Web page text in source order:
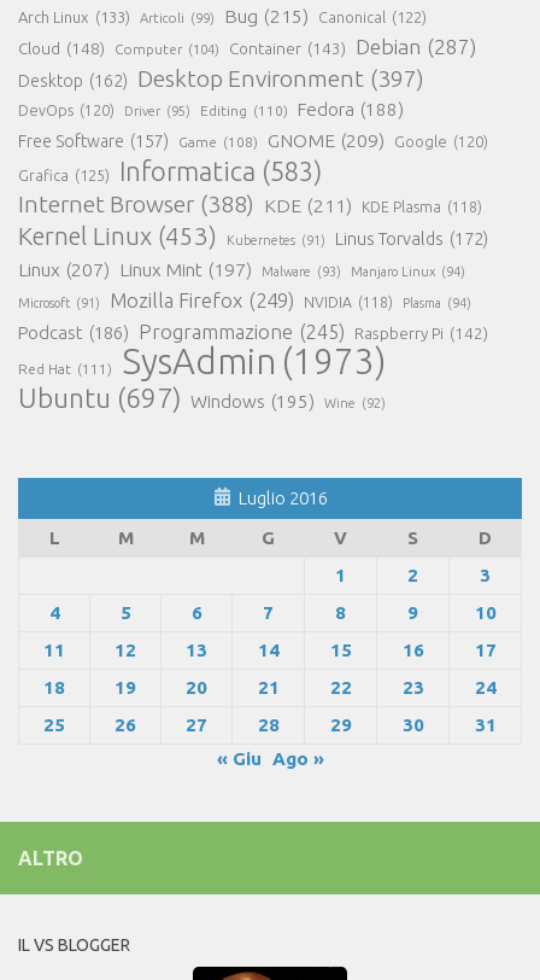
Arch Linux (133) Articoli (99) Bug (215) Canonical (122)
Cloud (148) Computer (104) Container (143) Debian (287)
Desktop (162) Desktop Environment (397)
DevOps (120) Driver (95) Editing (110) Fedora (188)
Free Software (157) Game (108) GNOME (209) Google (120)
Grafica (125) Informatica (583)
Internet Browser (388) KDE (211) KDE Plasma (118)
Kernel Linux (453) Kubernetes (91) Linus Torvalds (172)
Linux (207) Linux Mint (197) Malware (93) Manjaro Linux (94)
Microsoft (91) Mozilla Firefox (249) NVIDIA (118) Plasma (94)
Podcast (186) Programmazione (245) Raspberry Pi (142)
Red Hat (111) SysAdmin (1973)
Ubuntu (697) Windows (195) Wine (92)
Luglio 2016
L
M M G V S
D
1
2
3
4
5 6 7 8 9
10
11
12 13 14 15 16
17
18
19 20 21 22 23
24
25
26 27 28 29 30
31
« Giu Ago »
ALTRO
IL VS BLOGGER